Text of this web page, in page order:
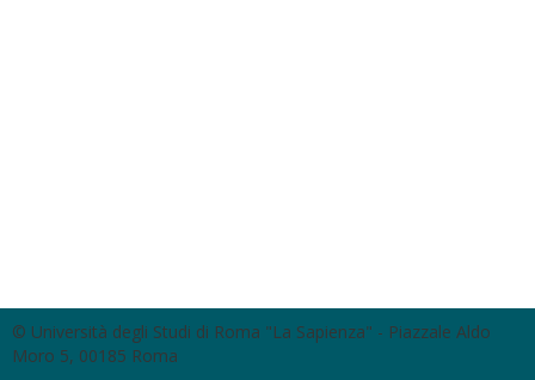
© Università degli Studi di Roma "La Sapienza" - Piazzale Aldo
Moro 5, 00185 Roma